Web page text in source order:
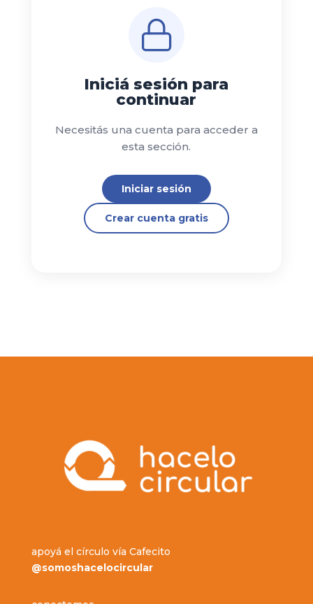
Iniciá sesión para
continuar
Necesitás una cuenta para acceder a
esta sección.
Iniciar sesión
Crear cuenta gratis
apoyá el círculo vía Cafecito
@somoshacelocircular